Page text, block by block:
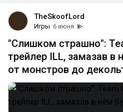
TheSkoofLord
Игры 6 июня
"Слишком страшно":
трейлер ILL, замазав в
от монстров до